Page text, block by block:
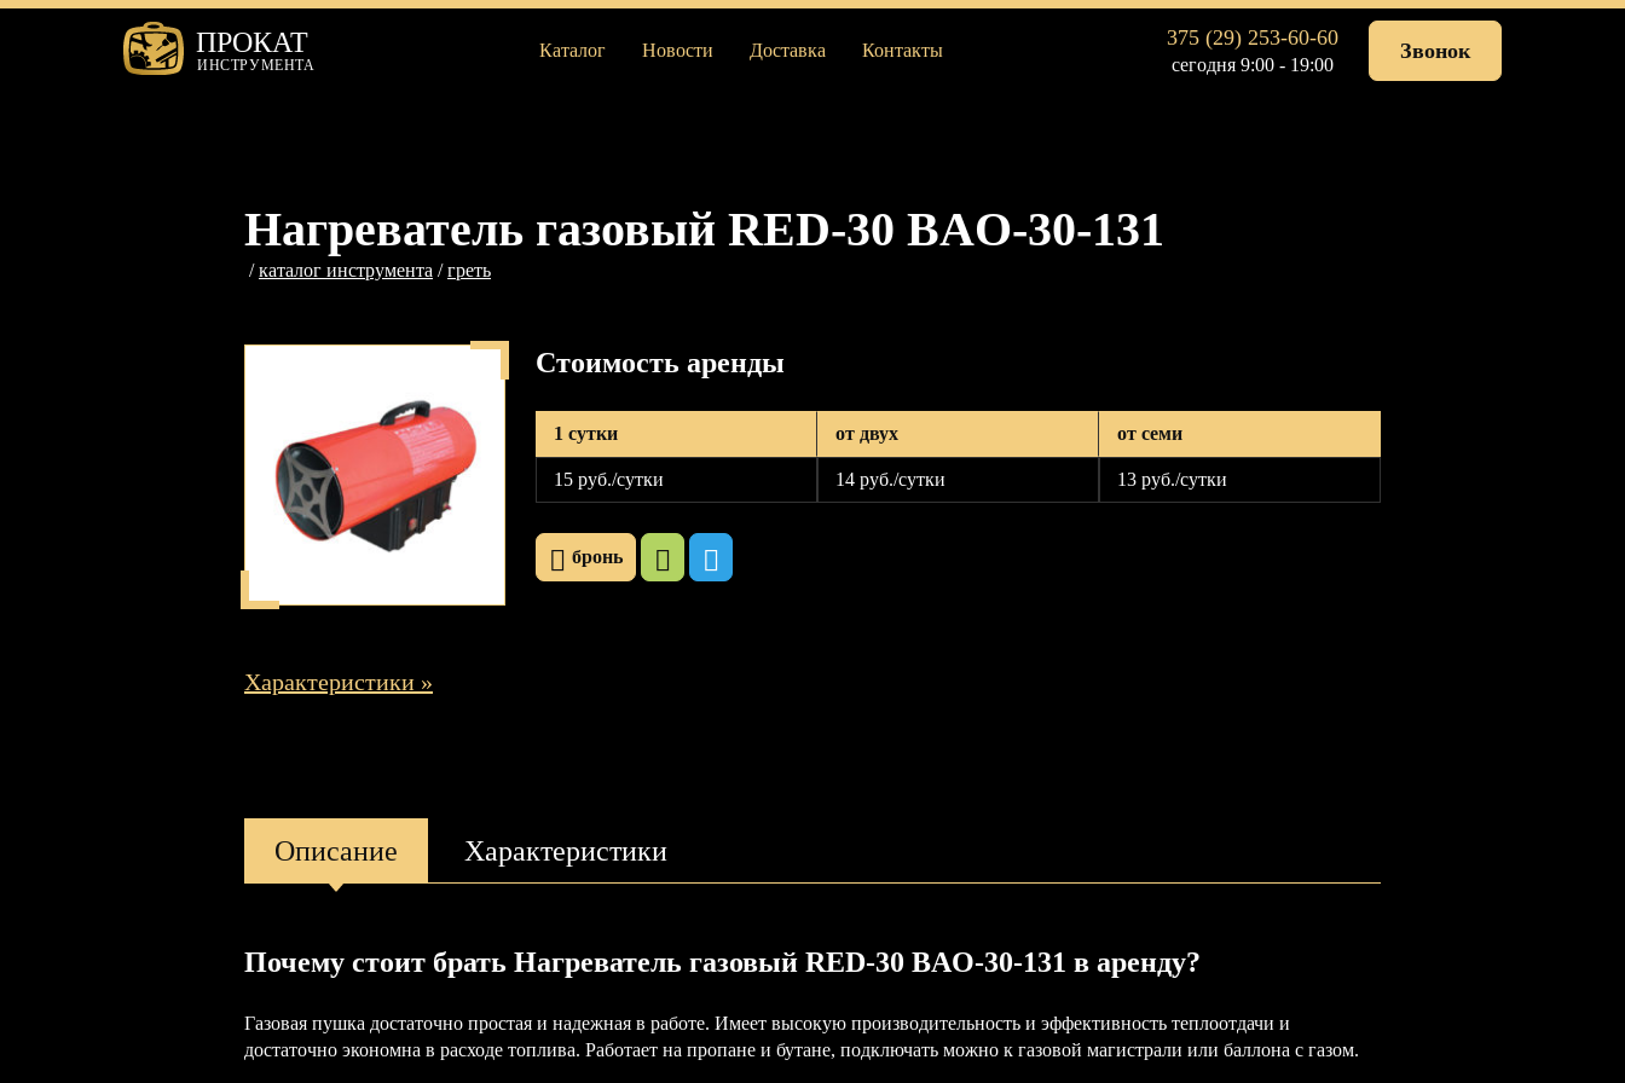
ПРОКАТ
ИНСТРУМЕНТА
Каталог Новости Доставка Контакты
375 (29) 253-60-60
сегодня 9:00 - 19:00
Звонок
Нагреватель газовый RED-30 BAO-30-131
каталог инструмента греть
Стоимость аренды
1 сутки
15 руб./сутки
от двух
14 руб./сутки
от семи
13 руб./сутки
бронь
Характеристики »
Описание Характеристики
Почему стоит брать Нагреватель газовый RED-30 BAO-30-131 в аренду?
Газовая пушка достаточно простая и надежная в работе. Имеет высокую производительность и эффективность теплоотдачи и
достаточно экономна в расходе топлива. Работает на пропане и бутане, подключать можно к газовой магистрали или баллона с газом.